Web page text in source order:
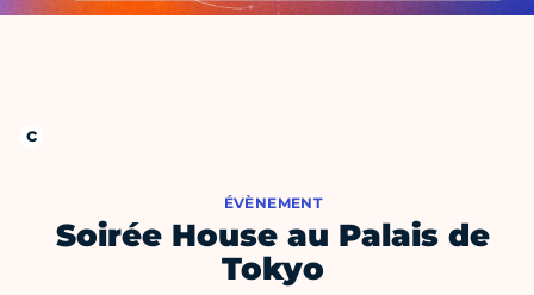
ÉVÈNEMENT
Soirée House au Palais de
Tokyo